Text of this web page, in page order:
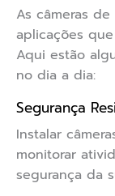
As câmeras
aplicações
Aqui estão
no dia a dia:
Segurança
Instalar
monitorar
segurança da